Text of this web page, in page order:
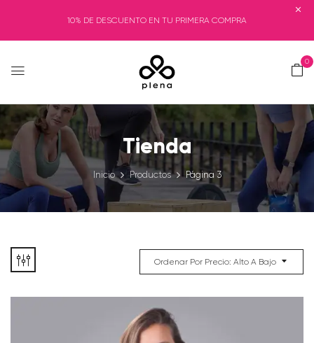
10% DE DESCUENTO EN TU PRIMERA COMPRA
0
Tienda
Inicio Productos Página 3
Ordenar Por Precio: Alto A Bajo